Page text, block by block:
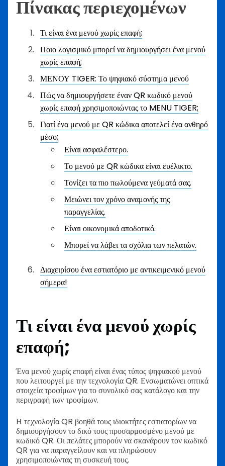
Πίνακας περιεχομένων
Τι είναι ένα μενού χωρίς επαφή;
Ποιο λογισμικό μπορεί να δημιουργήσει ένα μενού
χωρίς επαφή;
ΜΕΝΟΥ TIGER: Το ψηφιακό σύστημα μενού
Πώς να δημιουργήσετε έναν QR κωδικό μενού
χωρίς επαφή χρησιμοποιώντας το MENU TIGER;
Γιατί ένα μενού με QR κώδικα αποτελεί ένα ανθηρό
μέσο;
Είναι ασφαλέστερο.
Το μενού με QR κώδικα είναι ευέλικτο.
Τονίζει τα πιο πωλούμενα γεύματά σας.
Μειώνει τον χρόνο αναμονής της
παραγγελίας.
Είναι οικονομικά αποδοτικό.
Μπορεί να λάβει τα σχόλια των πελατών.
Διαχειρίσου ένα εστιατόριο με αντικειμενικό μενού
σήμερα!
Τι είναι ένα μενού χωρίς
επαφή;
Ένα μενού χωρίς επαφή είναι ένας τύπος ψηφιακού μενού
που λειτουργεί με την τεχνολογία QR. Ενσωματώνει οπτικά
στοιχεία τροφίμων για το συνολικό σας κατάλογο και την
περιγραφή των τροφίμων.
Η τεχνολογία QR βοηθά τους ιδιοκτήτες εστιατορίων να
δημιουργήσουν το δικό τους προσαρμοσμένο μενού με
κωδικό QR. Οι πελάτες μπορούν να σκανάρουν τον κωδικό
QR για να παραγγείλουν και να πληρώσουν
χρησιμοποιώντας τη συσκευή τους.